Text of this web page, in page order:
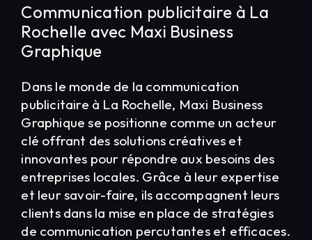
Communication publicitaire à La
Rochelle avec Maxi Business
Graphique
Dans le monde de la communication
publicitaire à La Rochelle, Maxi Business
Graphique se positionne comme un acteur
clé offrant des solutions créatives et
innovantes pour répondre aux besoins des
entreprises locales. Grâce à leur expertise
et leur savoir-faire, ils accompagnent leurs
clients dans la mise en place de stratégies
de communication percutantes et efficaces.